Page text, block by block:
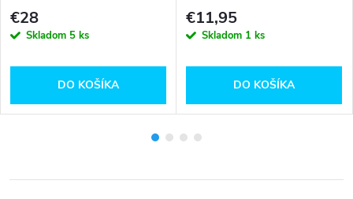
€28
Skladom 5 ks
DO KOŠÍKA
€11,95
Skladom 1 ks
DO KOŠÍKA